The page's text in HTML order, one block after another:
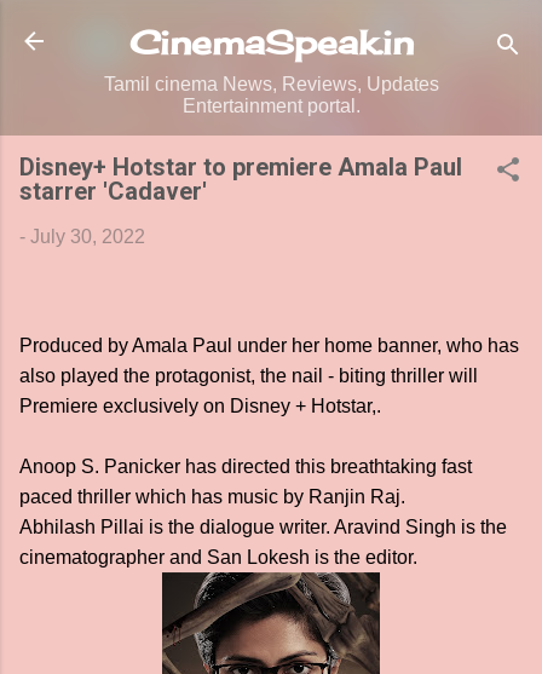
Skip to main content
CinemaSpeak.in
Tamil cinema News, Reviews, Updates
Entertainment portal.
Disney+ Hotstar to premiere Amala Paul
starrer 'Cadaver'
- July 30, 2022
Produced by Amala Paul under her home banner, who has
also played the protagonist, the nail - biting thriller will
Premiere exclusively on Disney + Hotstar,.
Anoop S. Panicker has directed this breathtaking fast
paced thriller which has music by Ranjin Raj.
Abhilash Pillai is the dialogue writer. Aravind Singh is the
cinematographer and San Lokesh is the editor.